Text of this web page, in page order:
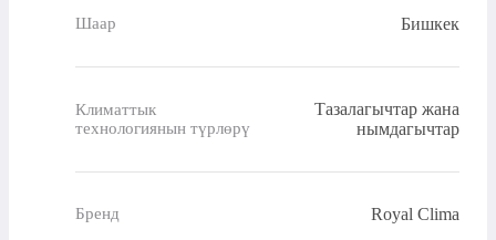
Шаар Бишкек
Климаттык
технологиянын түрлөрү
Тазалагычтар жана
нымдагычтар
Бренд Royal Clima